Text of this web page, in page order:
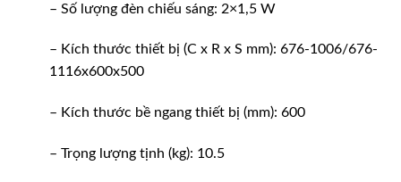
– Số lượng đèn chiếu sáng: 2×1,5 W
– Kích thước thiết bị (C x R x S mm): 676-1006/676-
1116x600x500
– Kích thước bề ngang thiết bị (mm): 600
– Trọng lượng tịnh (kg): 10.5